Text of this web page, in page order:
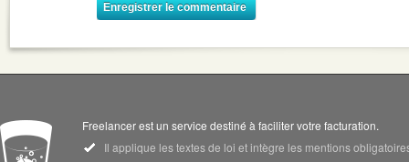
Enregistrer le commentaire
Freelancer est un service destiné à faciliter votre facturation.
Il applique les textes de loi et intègre les mentions